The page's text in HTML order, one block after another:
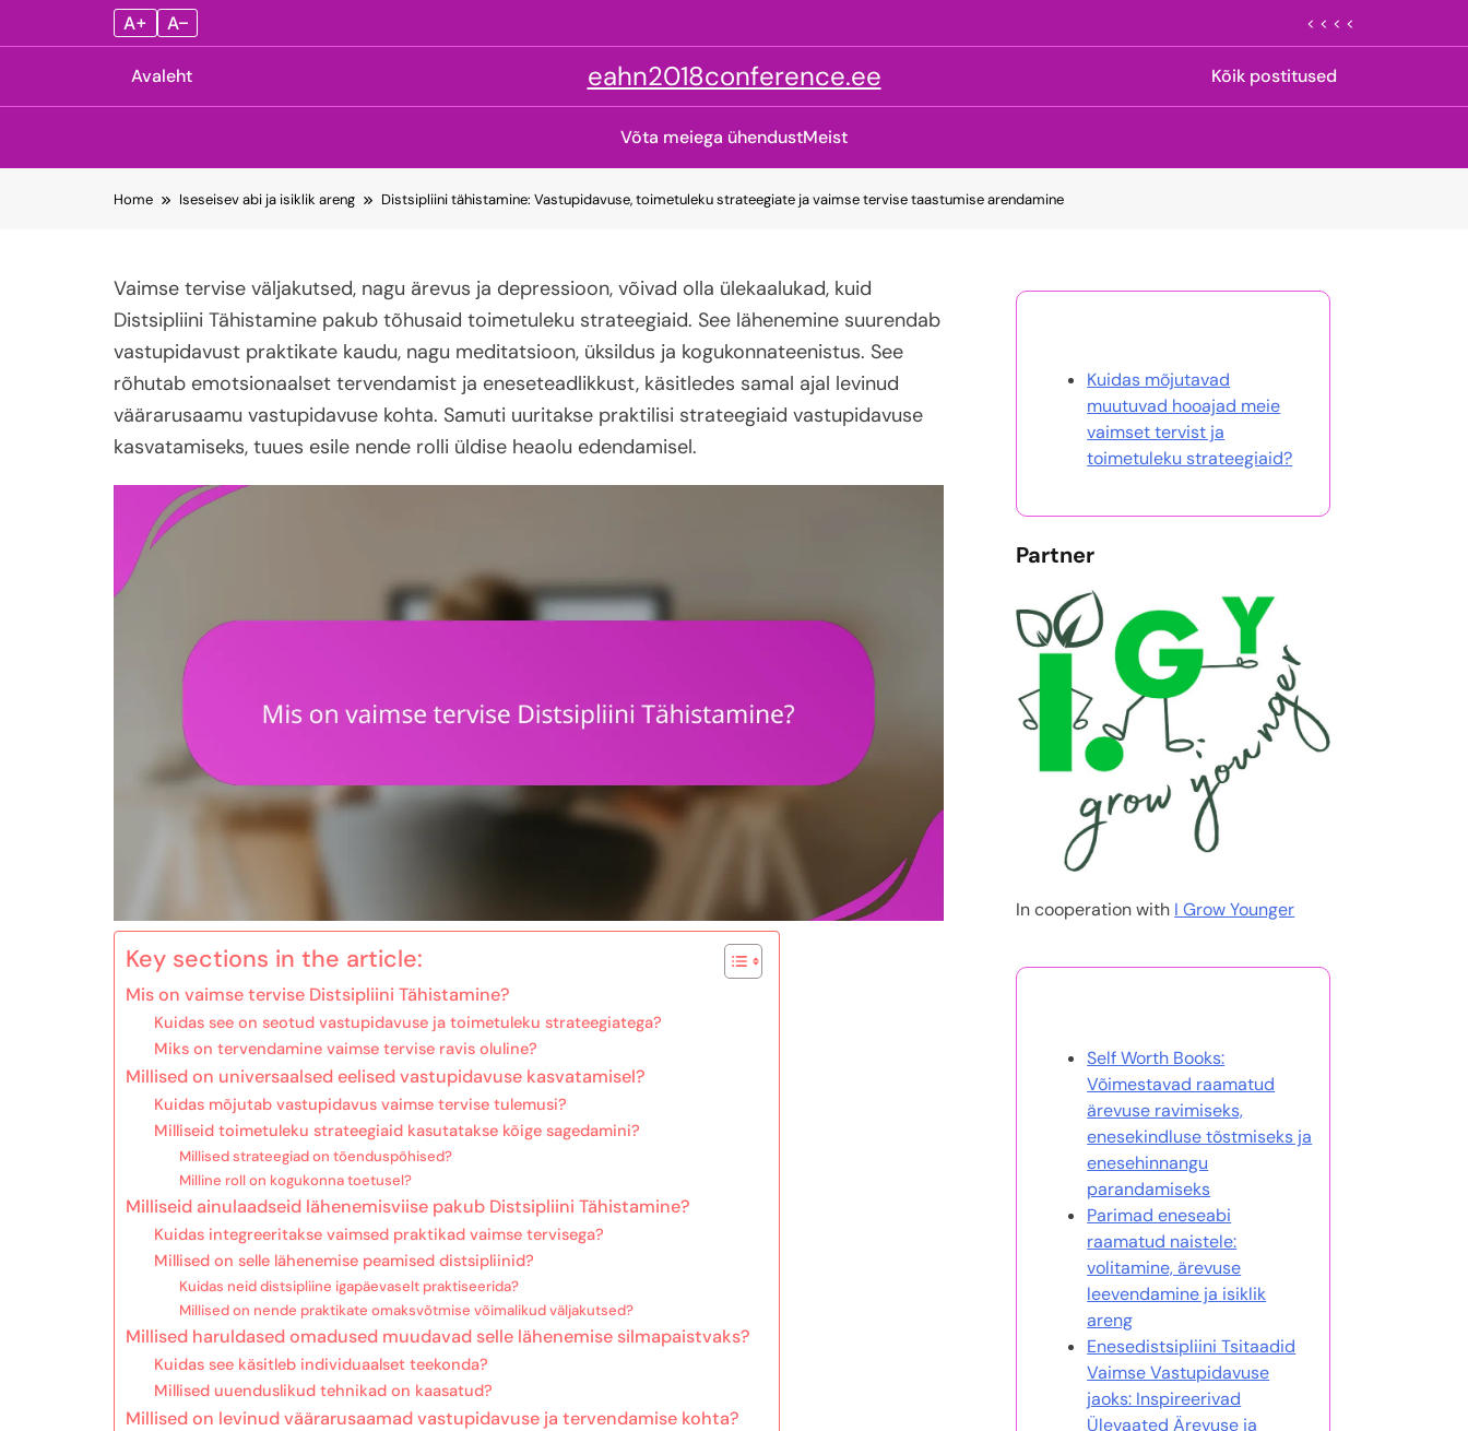
A+ A– < < < <
Avaleht eahn2018conference.ee Kõik postitused
Võta meiega ühendustMeist
Home Iseseisev abi ja isiklik areng Distsipliini tähistamine: Vastupidavuse, toimetuleku strateegiate ja vaimse tervise taastumise arendamine
Vaimse tervise väljakutsed, nagu ärevus ja depressioon, võivad olla ülekaalukad, kuid
Distsipliini Tähistamine pakub tõhusaid toimetuleku strateegiaid. See lähenemine suurendab
vastupidavust praktikate kaudu, nagu meditatsioon, üksildus ja kogukonnateenistus. See
rõhutab emotsionaalset tervendamist ja eneseteadlikkust, käsitledes samal ajal levinud
väärarusaamu vastupidavuse kohta. Samuti uuritakse praktilisi strateegiaid vastupidavuse
kasvatamiseks, tuues esile nende rolli üldise heaolu edendamisel.
Key sections in the article:
Mis on vaimse tervise Distsipliini Tähistamine?
Kuidas see on seotud vastupidavuse ja toimetuleku strateegiatega?
Miks on tervendamine vaimse tervise ravis oluline?
Millised on universaalsed eelised vastupidavuse kasvatamisel?
Kuidas mõjutab vastupidavus vaimse tervise tulemusi?
Milliseid toimetuleku strateegiaid kasutatakse kõige sagedamini?
Millised strateegiad on tõenduspõhised?
Milline roll on kogukonna toetusel?
Milliseid ainulaadseid lähenemisviise pakub Distsipliini Tähistamine?
Kuidas integreeritakse vaimsed praktikad vaimse tervisega?
Millised on selle lähenemise peamised distsipliinid?
Kuidas neid distsipliine igapäevaselt praktiseerida?
Millised on nende praktikate omaksvõtmise võimalikud väljakutsed?
Millised haruldased omadused muudavad selle lähenemise silmapaistvaks?
Kuidas see käsitleb individuaalset teekonda?
Millised uuenduslikud tehnikad on kaasatud?
Millised on levinud väärarusaamad vastupidavuse ja tervendamise kohta?
Kuidas mõjutavad
muutuvad hooajad meie
vaimset tervist ja
toimetuleku strateegiaid?
Partner
In cooperation with I Grow Younger
Self Worth Books:
Võimestavad raamatud
ärevuse ravimiseks,
enesekindluse tõstmiseks ja
enesehinnangu
parandamiseks
Parimad eneseabi
raamatud naistele:
volitamine, ärevuse
leevendamine ja isiklik
areng
Enesedistsipliini Tsitaadid
Vaimse Vastupidavuse
jaoks: Inspireerivad
Ülevaated Ärevuse ja